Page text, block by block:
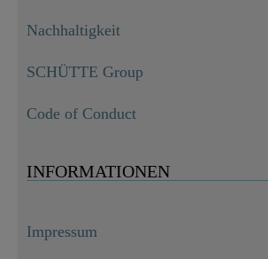
Nachhaltigkeit
SCHÜTTE Group
Code of Conduct
INFORMATIONEN
Impressum